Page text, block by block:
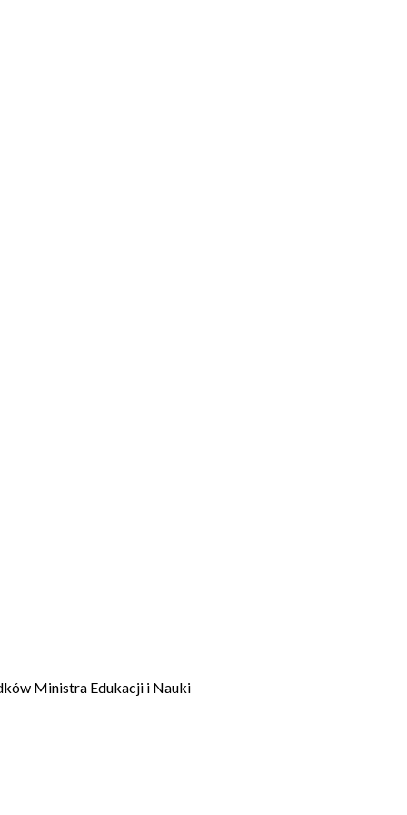
Ministra Edukacji i Nauki